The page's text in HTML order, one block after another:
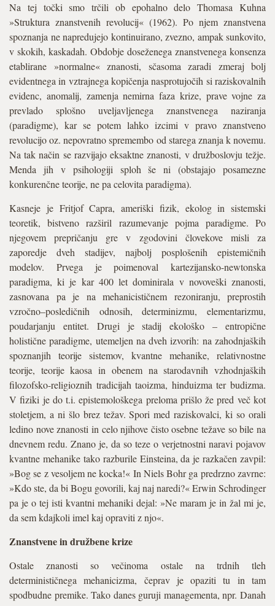
Na tej točki smo trčili ob epohalno delo Thomasa Kuhna
»Struktura znanstvenih revolucij« (1962). Po njem znanstvena
spoznanja ne napredujejo kontinuirano, zvezno, ampak sunkovito,
v skokih, kaskadah. Obdobje doseženega znanstvenega konsenza
etablirane »normalne« znanosti, sčasoma zaradi zmeraj bolj
evidentnega in vztrajnega kopičenja nasprotujočih si raziskovalnih
evidenc, anomalij, zamenja nemirna faza krize, prave vojne za
prevlado splošno uveljavljenega znanstvenega naziranja
(paradigme), kar se potem lahko izcimi v pravo znanstveno
revolucijo oz. nepovratno spremembo od starega znanja k novemu.
Na tak način se razvijajo eksaktne znanosti, v družboslovju težje.
Menda jih v psihologiji sploh še ni (obstajajo posamezne
konkurenčne teorije, ne pa celovita paradigma).
Kasneje je Fritjof Capra, ameriški fizik, ekolog in sistemski
teoretik, bistveno razširil razumevanje pojma paradigme. Po
njegovem prepričanju gre v zgodovini človekove misli za
zaporedje dveh stadijev, najbolj posplošenih epistemičnih
modelov. Prvega je poimenoval kartezijansko-newtonska
paradigma, ki je kar 400 let dominirala v novoveški znanosti,
zasnovana pa je na mehanicističnem rezoniranju, preprostih
vzročno–posledičnih odnosih, determinizmu, elementarizmu,
poudarjanju entitet. Drugi je stadij ekološko – entropične
holistične paradigme, utemeljen na dveh izvorih: na zahodnjaških
spoznanjih teorije sistemov, kvantne mehanike, relativnostne
teorije, teorije kaosa in obenem na starodavnih vzhodnjaških
filozofsko-religioznih tradicijah taoizma, hinduizma ter budizma.
V fiziki je do t.i. epistemološkega preloma prišlo že pred več kot
stoletjem, a ni šlo brez težav. Spori med raziskovalci, ki so orali
ledino nove znanosti in celo njihove čisto osebne težave so bile na
dnevnem redu. Znano je, da so teze o verjetnostni naravi pojavov
kvantne mehanike tako razburile Einsteina, da je razkačen zavpil:
»Bog se z vesoljem ne kocka!« In Niels Bohr ga predrzno zavrne:
»Kdo ste, da bi Bogu govorili, kaj naj naredi?« Erwin Schrodinger
pa je o tej isti kvantni mehaniki dejal: »Ne maram je in žal mi je,
da sem kdajkoli imel kaj opraviti z njo«.
Znanstvene in družbene krize
Ostale znanosti so večinoma ostale na trdnih tleh
determinističnega mehanicizma, čeprav je opaziti tu in tam
spodbudne premike. Tako danes guruji managementa, npr. Danah